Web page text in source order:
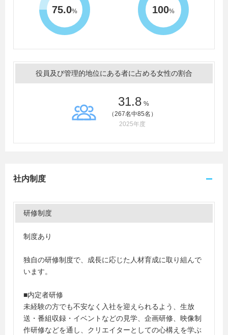
75.0% 100%
役員及び管理的地位にある者に占める女性の割合
31.8 %
（267名中85名）
2025年度
社内制度
研修制度
制度あり
独自の研修制度で、成長に応じた人材育成に取り組んで
います。
■内定者研修
未経験の方でも不安なく入社を迎えられるよう、生放
送・番組収録・イベントなどの見学、企画研修、映像制
作研修などを通し、クリエイターとしての心構えを学ぶ